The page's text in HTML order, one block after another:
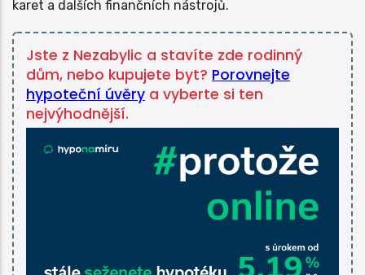
karet a dalších finančních nástrojů.
Jste z Nezabylic a stavíte zde rodinný
dům, nebo kupujete byt? Porovnejte
hypoteční úvěry a vyberte si ten
nejvýhodnější.